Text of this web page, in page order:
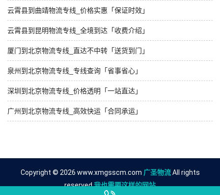
云霄县到曲靖物流专线_价格实惠「保证时效」
云霄县到昆明物流专线_全境到达「收费介绍」
厦门到北京物流专线_直达不中转「送货到门」
泉州到北京物流专线_专线查询「省事省心」
深圳到北京物流专线_价格透明「一站直达」
广州到北京物流专线_高效快运「合同承运」
Copyright © 2026 www.xmgsscm.com 广圣物流All rights
reserved.我也需要这样的网站